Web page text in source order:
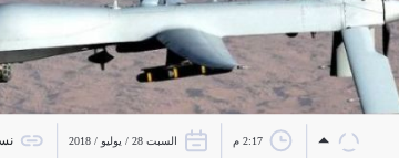
2:17 م السبت 28 / يوليو / 2018